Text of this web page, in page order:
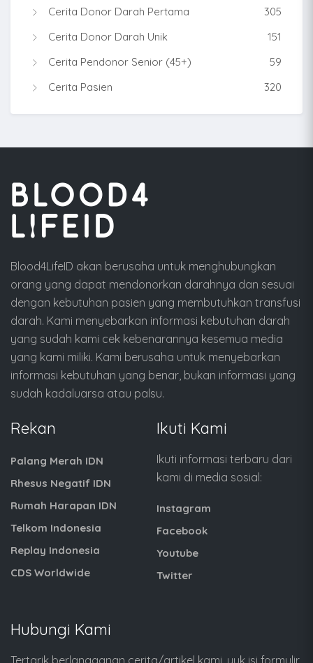
Cerita Donor Darah Pertama
305
Cerita Donor Darah Unik
151
Cerita Pendonor Senior (45+)
59
Cerita Pasien
320
Blood4LifeID akan berusaha untuk menghubungkan
orang yang dapat mendonorkan darahnya dan sesuai
dengan kebutuhan pasien yang membutuhkan transfusi
darah. Kami menyebarkan informasi kebutuhan darah
yang sudah kami cek kebenarannya kesemua media
yang kami miliki. Kami berusaha untuk menyebarkan
informasi kebutuhan yang benar, bukan informasi yang
sudah kadaluarsa atau palsu.
Rekan
Palang Merah IDN
Rhesus Negatif IDN
Rumah Harapan IDN
Telkom Indonesia
Replay Indonesia
CDS Worldwide
Ikuti Kami
Ikuti informasi terbaru dari
kami di media sosial:
Instagram
Facebook
Youtube
Twitter
Hubungi Kami
Tertarik berlangganan cerita/artikel kami, yuk isi formulir